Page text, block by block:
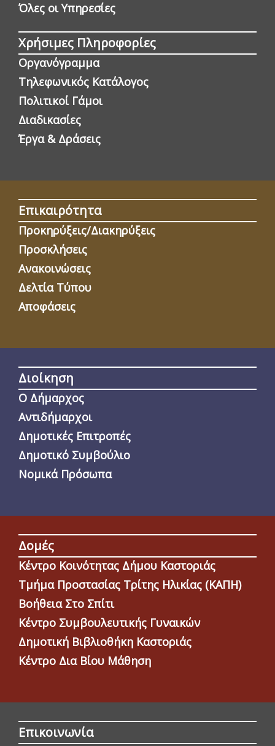
Όλες οι Yπηρεσίες
Χρήσιμες Πληροφορίες
Οργανόγραμμα
Τηλεφωνικός Κατάλογος
Πολιτικοί Γάμοι
Διαδικασίες
Έργα & Δράσεις
Επικαιρότητα
Προκηρύξεις/Διακηρύξεις
Προσκλήσεις
Ανακοινώσεις
Δελτία Τύπου
Αποφάσεις
Διοίκηση
Ο Δήμαρχος
Αντιδήμαρχοι
Δημοτικές Επιτροπές
Δημοτικό Συμβούλιο
Νομικά Πρόσωπα
Δομές
Κέντρο Κοινότητας Δήμου Καστοριάς
Τμήμα Προστασίας Τρίτης Ηλικίας (ΚΑΠΗ)
Βοήθεια Στο Σπίτι
Κέντρο Συμβουλευτικής Γυναικών
Δημοτική Βιβλιοθήκη Καστοριάς
Κέντρο Δια Βίου Μάθηση
Επικοινωνία